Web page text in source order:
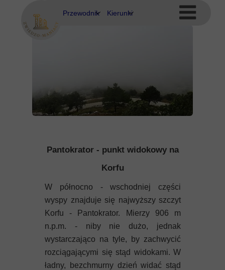
Przewodnik Kierunki
Eubea
Kalimnos
Korynt
Kreta
Mykeny
Nisyros
Pantokrator - punkt widokowy na
Korfu
W północno - wschodniej części
wyspy znajduje się najwyższy szczyt
Korfu - Pantokrator. Mierzy 906 m
n.p.m. - niby nie dużo, jednak
wystarczająco na tyle, by zachwycić
rozciągającymi się stąd widokami. W
ładny, bezchmurny dzień widać stąd